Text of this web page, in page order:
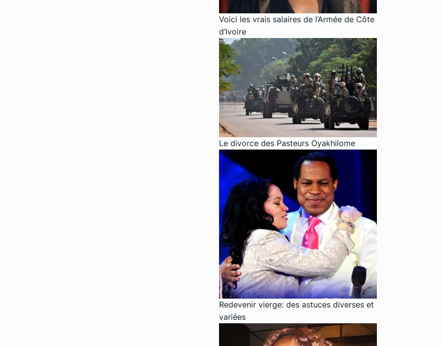
Voici les vrais salaires de l’Armée de Côte
d’Ivoire
Le divorce des Pasteurs Oyakhilome
Redevenir vierge: des astuces diverses et
variées